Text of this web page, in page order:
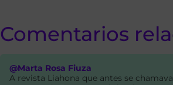
Comentarios
@Marta Rosa Fiuza
A revista Liahona que antes se